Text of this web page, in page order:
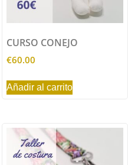
CURSO CONEJO
€60.00
Añadir al carrito